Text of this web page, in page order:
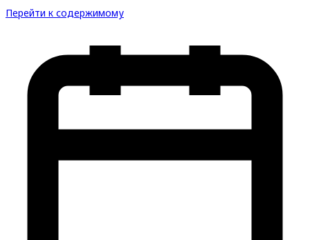
Перейти к содержимому